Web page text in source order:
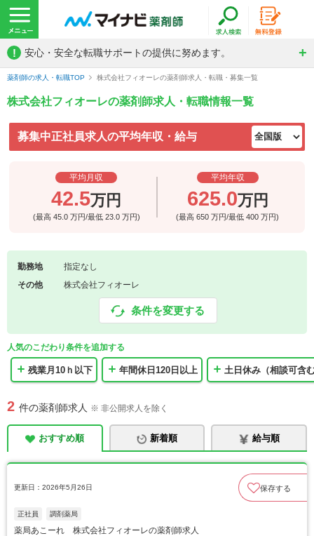
! 安心・安全な転職サポートの提供に努めます。
薬剤師の求人・転職TOP 株式会社フィオーレの薬剤師求人・転職・募集一覧
株式会社フィオーレの薬剤師求人・転職情報一覧
募集中正社員求人の平均年収・給与
平均月収
42.5万円
(最高 45.0 万円/最低 23.0 万円)
平均年収
625.0万円
(最高650万円/最低400万円)
勤務地
指定なし
その他
株式会社フィオーレ
条件を変更する
人気のこだわり条件を追加する
残業月10ｈ以下 年間休日120日以上 土日休み（相談可含
2 件の薬剤師求人 ※ 非公開求人を除く
おすすめ順 新着順 給与順
更新日：2026年5月26日 保存する
正社員 調剤薬局
薬局あこーれ 株式会社フィオーレの薬剤師求人